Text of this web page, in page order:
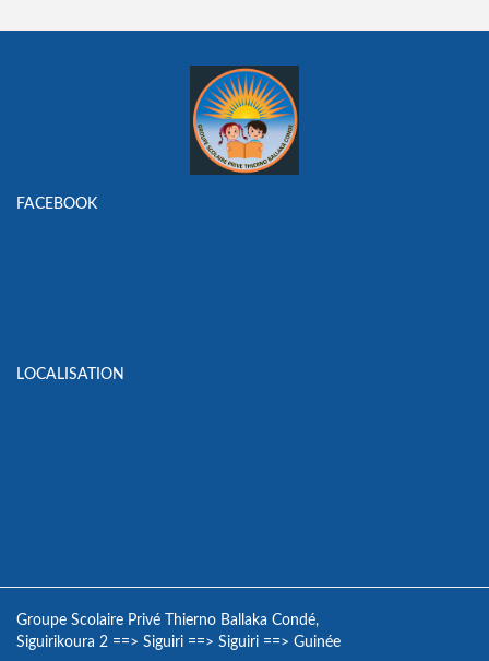
FACEBOOK
LOCALISATION
Groupe Scolaire Privé Thierno Ballaka Condé,
Siguirikoura 2 ==> Siguiri ==> Siguiri ==> Guinée